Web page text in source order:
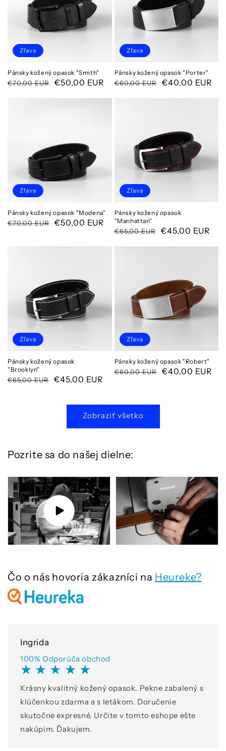
Pánsky kožený opasok "Smith"
Normálna
€70,00 EUR
Cena
€50,00 EUR
Zľava
Pánsky kožený opasok "Porter"
Normálna
€60,00 EUR
Cena
€40,00 EUR
Zľava
Pánsky kožený opasok "Modena"
Normálna
€70,00 EUR
Cena
€50,00 EUR
Zľava
Pánsky kožený opasok
"Manhattan"
Normálna
€65,00 EUR
Cena
€45,00 EUR
Zľava
Pánsky kožený opasok
"Brooklyn"
Normálna
€65,00 EUR
Cena
€45,00 EUR
Zľava
Pánsky kožený opasok "Robert"
Normálna
€60,00 EUR
Cena
€40,00 EUR
Zľava
Zobraziť všetko
Pozrite sa do našej dielne:
Čo o nás hovoria zákazníci na Heureke?
Ingrida
100% Odporúča obchod
★ ★ ★ ★ ★
Krásny kvalitný kožený opasok. Pekne zabalený s
klúčenkou zdarma a s letákom. Doručenie
skutočne expresné. Určite v tomto eshope ešte
nakúpim. Ďakujem.